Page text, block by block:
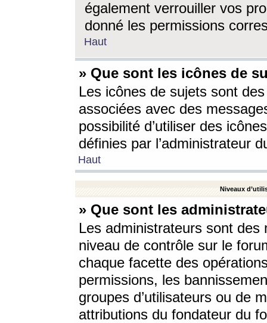
également verrouiller vos
donné les permissions
Haut
» Que sont les icônes de
Les icônes de sujets sont
associées avec des
possibilité d’utiliser des
définies par l’administrateur
Haut
Niveaux
» Que sont les
Les administrateurs sont
niveau de contrôle sur le
chaque facette des
permissions, les
groupes d’utilisateurs ou de
attributions du fondateur du